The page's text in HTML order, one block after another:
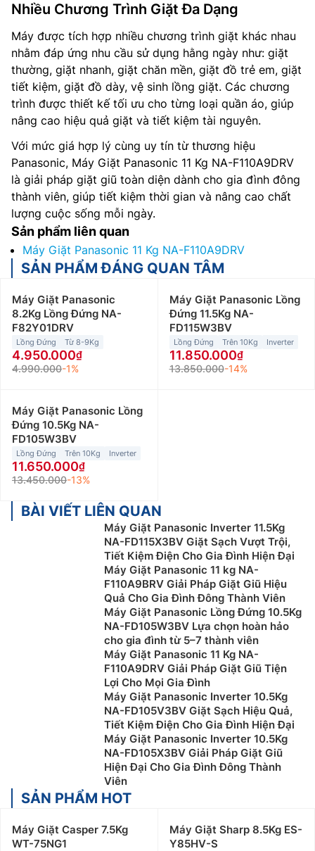
Nhiều Chương Trình Giặt Đa Dạng
Máy được tích hợp nhiều chương trình giặt khác nhau
nhằm đáp ứng nhu cầu sử dụng hằng ngày như: giặt
thường, giặt nhanh, giặt chăn mền, giặt đồ trẻ em, giặt
tiết kiệm, giặt đồ dày, vệ sinh lồng giặt. Các chương
trình được thiết kế tối ưu cho từng loại quần áo, giúp
nâng cao hiệu quả giặt và tiết kiệm tài nguyên.
Với mức giá hợp lý cùng uy tín từ thương hiệu
Panasonic, Máy Giặt Panasonic 11 Kg NA-F110A9DRV
là giải pháp giặt giũ toàn diện dành cho gia đình đông
thành viên, giúp tiết kiệm thời gian và nâng cao chất
lượng cuộc sống mỗi ngày.
Sản phẩm liên quan
Máy Giặt Panasonic 11 Kg NA-F110A9DRV
SẢN PHẨM ĐÁNG QUAN TÂM
Máy Giặt Panasonic
8.2Kg Lồng Đứng NA-
F82Y01DRV
Lồng Đứng Từ 8-9Kg
4.950.000
4.990.000-1%
Máy Giặt Panasonic Lồng
Đứng 11.5Kg NA-
FD115W3BV
Lồng Đứng Trên 10Kg Inverter
11.850.000
13.850.000-14%
Máy Giặt Panasonic Lồng
Đứng 10.5Kg NA-
FD105W3BV
Lồng Đứng Trên 10Kg Inverter
11.650.000
13.450.000-13%
BÀI VIẾT LIÊN QUAN
Máy Giặt Panasonic Inverter 11.5Kg
NA-FD115X3BV Giặt Sạch Vượt Trội,
Tiết Kiệm Điện Cho Gia Đình Hiện Đại
Máy Giặt Panasonic 11 kg NA-
F110A9BRV Giải Pháp Giặt Giũ Hiệu
Quả Cho Gia Đình Đông Thành Viên
Máy Giặt Panasonic Lồng Đứng 10.5Kg
NA-FD105W3BV Lựa chọn hoàn hảo
cho gia đình từ 5–7 thành viên
Máy Giặt Panasonic 11 Kg NA-
F110A9DRV Giải Pháp Giặt Giũ Tiện
Lợi Cho Mọi Gia Đình
Máy Giặt Panasonic Inverter 10.5Kg
NA-FD105V3BV Giặt Sạch Hiệu Quả,
Tiết Kiệm Điện Cho Gia Đình Hiện Đại
Máy Giặt Panasonic Inverter 10.5Kg
NA-FD105X3BV Giải Pháp Giặt Giũ
Hiện Đại Cho Gia Đình Đông Thành
Viên
SẢN PHẨM HOT
Máy Giặt Casper 7.5Kg
WT-75NG1
Máy Giặt Sharp 8.5Kg ES-
Y85HV-S